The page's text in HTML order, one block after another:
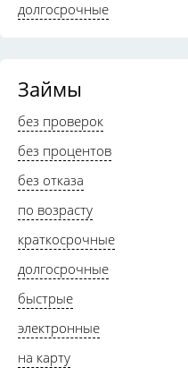
долгосрочные
Займы
без проверок
без процентов
без отказа
по возрасту
краткосрочные
долгосрочные
быстрые
электронные
на карту